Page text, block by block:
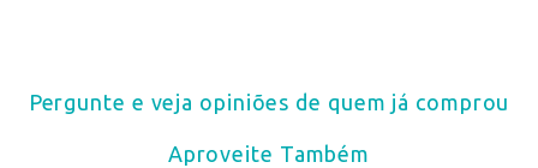
Pergunte e veja opiniões de quem já comprou
Aproveite Também